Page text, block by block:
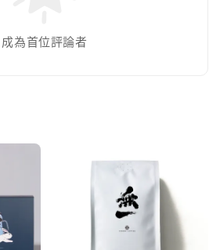
成為首位評論者